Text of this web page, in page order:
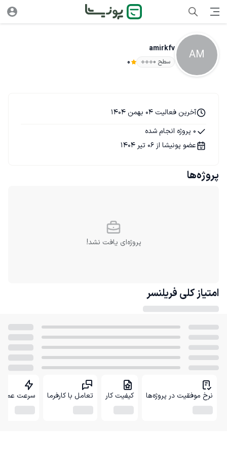
AM
amirkfv
سطح ۰ 0
آخرین فعالیت 04 بهمن 1404
0 پروژه انجام شده
عضو پونیشا از 06 تیر 1404
پروژه‌ها
پروژه‌ای یافت نشد!
امتیاز کلی فریلنسر
نرخ موفقیت در پروژه‌ها کیفیت کار تعامل با کارفرما سرعت عمل